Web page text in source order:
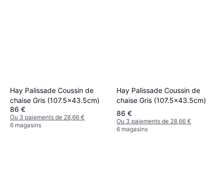
Hay Palissade Coussin de
chaise Gris (107.5x43.5cm)
86 €
Ou 3 paiements de 28,66 €
6 magasins
Hay Palissade Coussin de
chaise Gris (107.5x43.5cm)
86 €
Ou 3 paiements de 28,66 €
6 magasins